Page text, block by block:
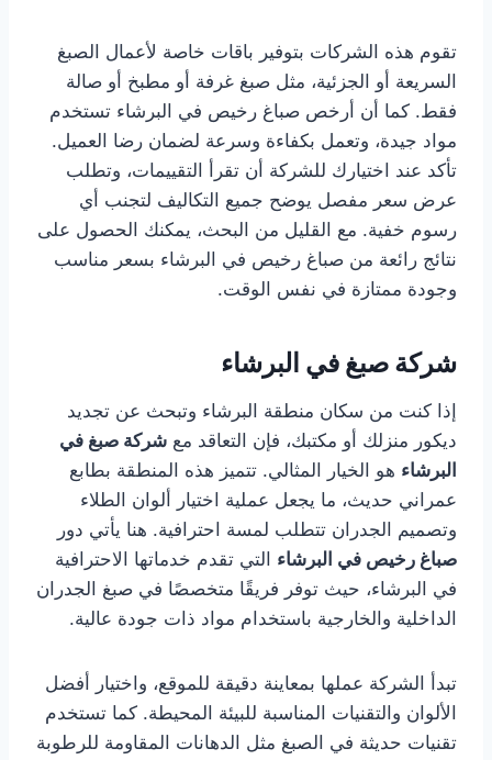
تقوم هذه الشركات بتوفير باقات خاصة لأعمال الصبغ
السريعة أو الجزئية، مثل صبغ غرفة أو مطبخ أو صالة
فقط. كما أن أرخص صباغ رخيص في البرشاء تستخدم
مواد جيدة، وتعمل بكفاءة وسرعة لضمان رضا العميل.
تأكد عند اختيارك للشركة أن تقرأ التقييمات، وتطلب
عرض سعر مفصل يوضح جميع التكاليف لتجنب أي
رسوم خفية. مع القليل من البحث، يمكنك الحصول على
نتائج رائعة من صباغ رخيص في البرشاء بسعر مناسب
وجودة ممتازة في نفس الوقت.
شركة صبغ في البرشاء
إذا كنت من سكان منطقة البرشاء وتبحث عن تجديد
ديكور منزلك أو مكتبك، فإن التعاقد مع شركة صبغ في
البرشاء هو الخيار المثالي. تتميز هذه المنطقة بطابع
عمراني حديث، ما يجعل عملية اختيار ألوان الطلاء
وتصميم الجدران تتطلب لمسة احترافية. هنا يأتي دور
صباغ رخيص في البرشاء التي تقدم خدماتها الاحترافية
في البرشاء، حيث توفر فريقًا متخصصًا في صبغ الجدران
الداخلية والخارجية باستخدام مواد ذات جودة عالية.
تبدأ الشركة عملها بمعاينة دقيقة للموقع، واختيار أفضل
الألوان والتقنيات المناسبة للبيئة المحيطة. كما تستخدم
تقنيات حديثة في الصبغ مثل الدهانات المقاومة للرطوبة